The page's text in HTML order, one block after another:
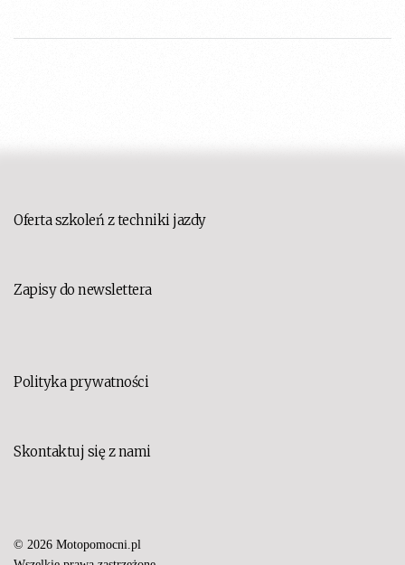
Oferta szkoleń z techniki jazdy
Zapisy do newslettera
Polityka prywatności
Skontaktuj się z nami
© 2026 Motopomocni.pl
Set Youtube Channel ID